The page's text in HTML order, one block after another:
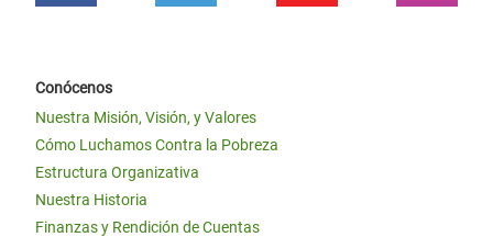
Conócenos
Nuestra Misión, Visión, y Valores
Cómo Luchamos Contra la Pobreza
Estructura Organizativa
Nuestra Historia
Finanzas y Rendición de Cuentas